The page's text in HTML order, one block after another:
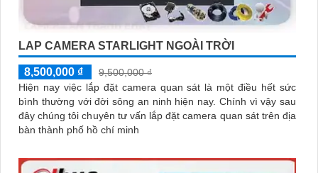
LAP CAMERA STARLIGHT NGOÀI TRỜI
8,500,000 ₫
9,500,000 ₫
Hiện nay việc lắp đặt camera quan sát là một điều hết sức
bình thường với đời sông an ninh hiện nay. Chính vì vậy sau
đây chúng tôi chuyên tư vấn lắp đặt camera quan sát trên địa
bàn thành phố hồ chí minh